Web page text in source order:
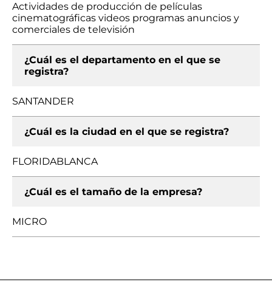
Actividades de producción de películas
cinematográficas videos programas anuncios y
comerciales de televisión
¿Cuál es el departamento en el que se
registra?
SANTANDER
¿Cuál es la ciudad en el que se registra?
FLORIDABLANCA
¿Cuál es el tamaño de la empresa?
MICRO